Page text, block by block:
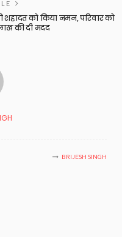
को किया नमन, परिवार को
की दी मदद
BRIJESH SINGH